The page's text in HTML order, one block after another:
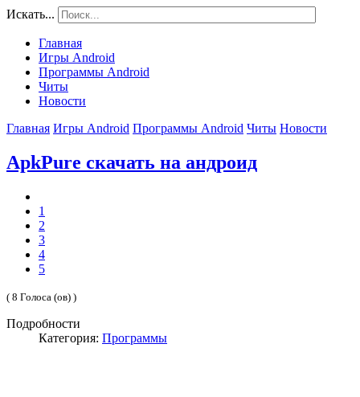
Искать...
Главная
Игры Android
Программы Android
Читы
Новости
Главная Игры Android Программы Android Читы Новости
ApkPure скачать на андроид
1
2
3
4
5
( 8 Голоса (ов) )
Подробности
Категория: Программы